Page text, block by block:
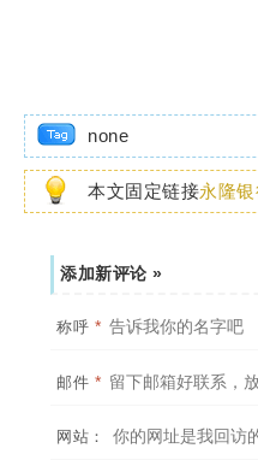
none
本文固定链接永隆
添加新评论 »
称呼 *
邮件 *
网站：